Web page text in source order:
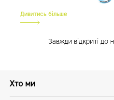
Дивитись більше
Завжди відкриті до
Хто ми